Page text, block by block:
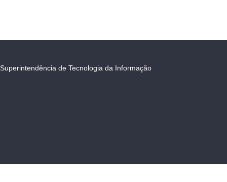
Superintendência de Tecnologia da Informação